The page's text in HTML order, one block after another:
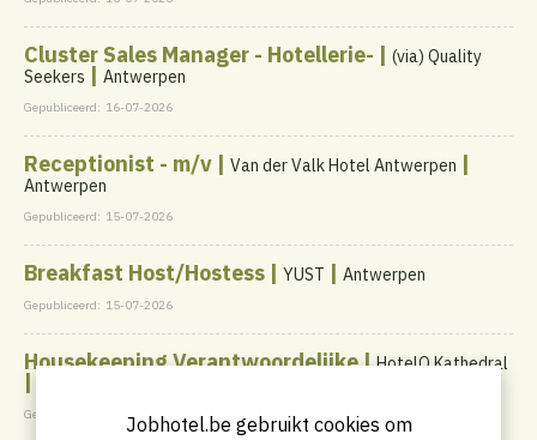
Cluster Sales Manager - Hotellerie- | (via) Quality
Seekers | Antwerpen
Gepubliceerd: 16-07-2026
Receptionist - m/v | Van der Valk Hotel Antwerpen |
Antwerpen
Gepubliceerd: 15-07-2026
Breakfast Host/Hostess | YUST | Antwerpen
Gepubliceerd: 15-07-2026
Housekeeping Verantwoordelijke |HotelO Kathedral
|
Gepubliceerd: 14-07-2026
Jobhotel.be gebruikt cookies om